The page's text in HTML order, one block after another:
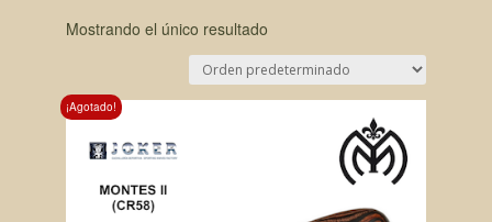
Mostrando el único resultado
¡Agotado!